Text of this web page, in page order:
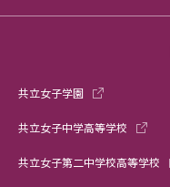
共立女子学園
共立女子中学高等学校
共立女子第二中学校高等学校